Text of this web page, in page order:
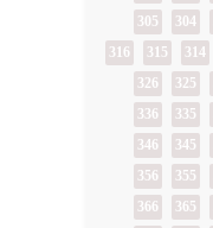
304
305
314
315
316
325
326
335
336
345
346
355
356
365
366